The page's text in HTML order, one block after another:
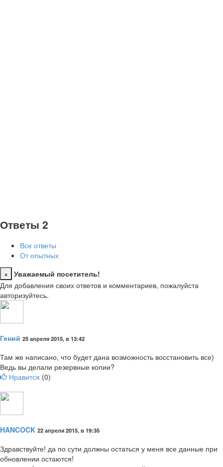
Ответы 2
Все ответы
От опытных
×
Close
Уважаемый посетитель!
Для добавления своих ответов и комментариев, пожалуйста
авторизуйтесь.
Гений 25 апреля 2015, в 13:42
Там же написано, что будет дана возможность восстановить все)
Ведь вы делали резервные копии?
Нравится (0)
HANCOCK 22 апреля 2015, в 19:35
Здравствуйте! да по сути должны остаться у меня все данные при
обновлении остаются!